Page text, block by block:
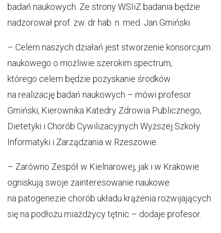
badań naukowych. Ze strony WSIiZ badania będzie
nadzorował prof. zw. dr hab. n. med. Jan Gmiński.
– Celem naszych działań jest stworzenie konsorcjum
naukowego o możliwie szerokim spectrum,
którego celem będzie pozyskanie środków
na realizację badań naukowych – mówi profesor
Gmiński, Kierownika Katedry Zdrowia Publicznego,
Dietetyki i Chorób Cywilizacyjnych Wyższej Szkoły
Informatyki i Zarządzania w Rzeszowie.
– Zarówno Zespół w Kielnarowej, jak i w Krakowie
ogniskują swoje zainteresowanie naukowe
na patogenezie chorób układu krążenia rozwijających
się na podłożu miażdżycy tętnic – dodaje profesor.